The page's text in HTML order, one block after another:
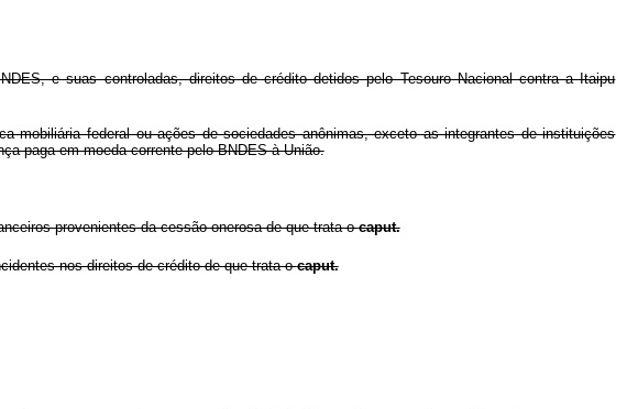
e suas controladas, direitos de crédito detidos pelo Tesouro Nacional contra a Itaipu
mobiliária federal ou ações de sociedades anônimas, exceto as integrantes de instituições
paga em moeda corrente pelo BNDES à União.
provenientes da cessão onerosa de que trata ocaput.
nos direitos de crédito de que trata ocaput.